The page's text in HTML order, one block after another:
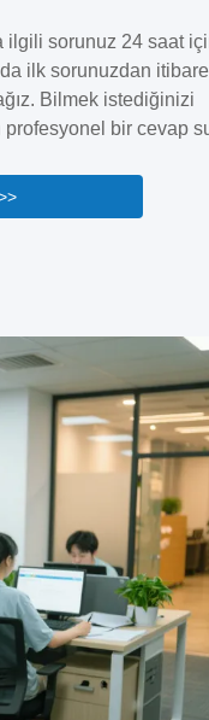
Zinciri Erişimi:
doğrudan tedarik
ilgili sorunuz 24 saat
ilk sorunuzdan
Bilmek istediğinizi
bir cevap
kullanımıyla ilgili bazı
profesyonel talimatlar